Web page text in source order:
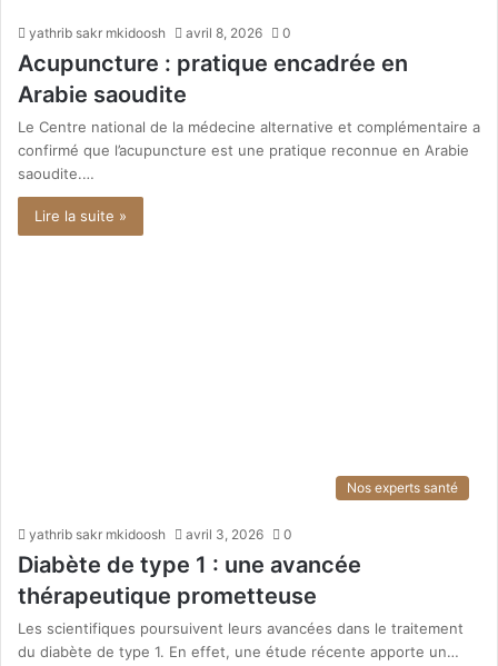
yathrib sakr mkidoosh avril 8, 2026 0
Acupuncture : pratique encadrée en
Arabie saoudite
Le Centre national de la médecine alternative et complémentaire a
confirmé que l’acupuncture est une pratique reconnue en Arabie
saoudite.…
Lire la suite »
Nos experts santé
yathrib sakr mkidoosh avril 3, 2026 0
Diabète de type 1 : une avancée
thérapeutique prometteuse
Les scientifiques poursuivent leurs avancées dans le traitement
du diabète de type 1. En effet, une étude récente apporte un…